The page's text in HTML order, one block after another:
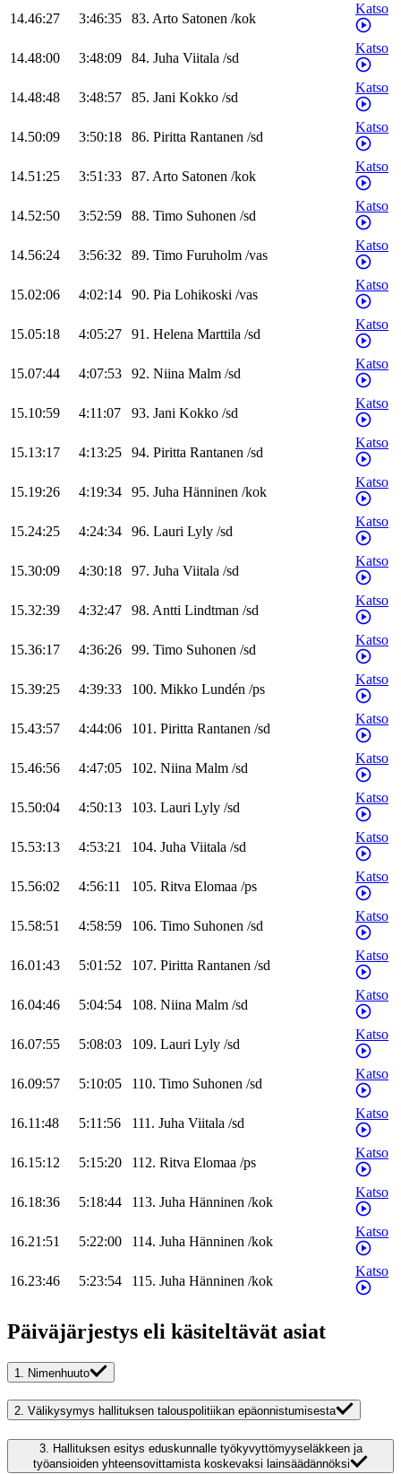
14.46:27 3:46:35 83. Arto Satonen /kok
Katso
14.48:00 3:48:09 84. Juha Viitala /sd
Katso
14.48:48 3:48:57 85. Jani Kokko /sd
Katso
14.50:09 3:50:18 86. Piritta Rantanen /sd
Katso
14.51:25 3:51:33 87. Arto Satonen /kok
Katso
14.52:50 3:52:59 88. Timo Suhonen /sd
Katso
14.56:24 3:56:32 89. Timo Furuholm /vas
Katso
15.02:06 4:02:14 90. Pia Lohikoski /vas
Katso
15.05:18 4:05:27 91. Helena Marttila /sd
Katso
15.07:44 4:07:53 92. Niina Malm /sd
Katso
15.10:59 4:11:07 93. Jani Kokko /sd
Katso
15.13:17 4:13:25 94. Piritta Rantanen /sd
Katso
15.19:26 4:19:34 95. Juha Hänninen /kok
Katso
15.24:25 4:24:34 96. Lauri Lyly /sd
Katso
15.30:09 4:30:18 97. Juha Viitala /sd
Katso
15.32:39 4:32:47 98. Antti Lindtman /sd
Katso
15.36:17 4:36:26 99. Timo Suhonen /sd
Katso
15.39:25 4:39:33 100. Mikko Lundén /ps
Katso
15.43:57 4:44:06 101. Piritta Rantanen /sd
Katso
15.46:56 4:47:05 102. Niina Malm /sd
Katso
15.50:04 4:50:13 103. Lauri Lyly /sd
Katso
15.53:13 4:53:21 104. Juha Viitala /sd
Katso
15.56:02 4:56:11 105. Ritva Elomaa /ps
Katso
15.58:51 4:58:59 106. Timo Suhonen /sd
Katso
16.01:43 5:01:52 107. Piritta Rantanen /sd
Katso
16.04:46 5:04:54 108. Niina Malm /sd
Katso
16.07:55 5:08:03 109. Lauri Lyly /sd
Katso
16.09:57 5:10:05 110. Timo Suhonen /sd
Katso
16.11:48 5:11:56 111. Juha Viitala /sd
Katso
16.15:12 5:15:20 112. Ritva Elomaa /ps
Katso
16.18:36 5:18:44 113. Juha Hänninen /kok
Katso
16.21:51 5:22:00 114. Juha Hänninen /kok
Katso
16.23:46 5:23:54 115. Juha Hänninen /kok
Katso
Päiväjärjestys eli käsiteltävät asiat
1. Nimenhuuto
2. Välikysymys hallituksen talouspolitiikan epäonnistumisesta
3. Hallituksen esitys eduskunnalle työkyvyttömyyseläkkeen ja
työansioiden yhteensovittamista koskevaksi lainsäädännöksi